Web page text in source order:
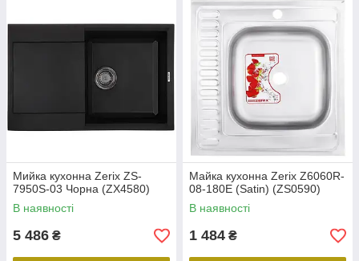
Мийка кухонна Zerix ZS-
7950S-03 Чорна (ZX4580)
В наявності
5 486 ₴
Майка кухонна Zerix Z6060R-
08-180E (Satin) (ZS0590)
В наявності
1 484 ₴